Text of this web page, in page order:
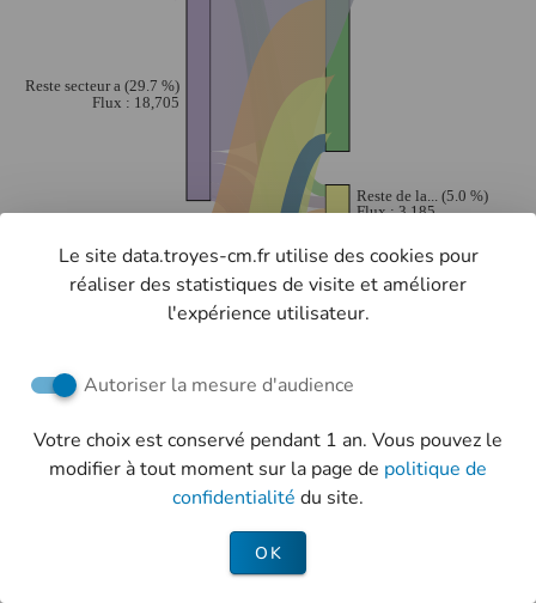
Le site data.troyes-cm.fr utilise des cookies pour
réaliser des statistiques de visite et améliorer
l'expérience utilisateur.
Autoriser la mesure d'audience
Votre choix est conservé pendant 1 an. Vous pouvez le
modifier à tout moment sur la page de politique de
confidentialité du site.
OK